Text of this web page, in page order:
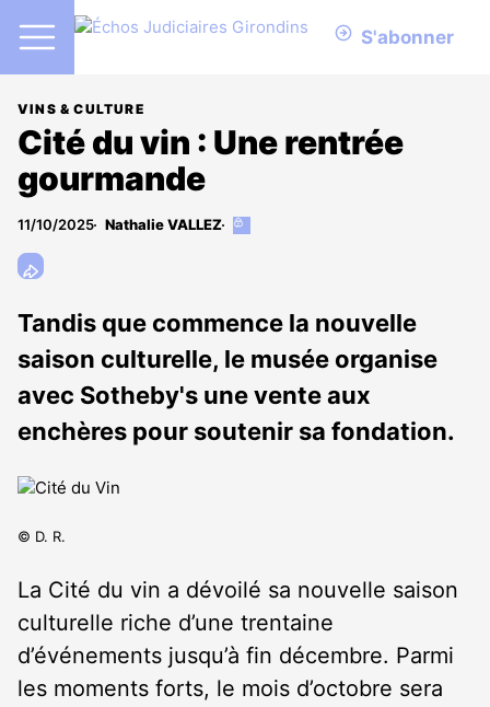
S'abonner
VINS & CULTURE
Cité du vin : Une rentrée
gourmande
11/10/2025 Nathalie VALLEZ
Cet
abonnés
Tandis que commence la nouvelle
saison culturelle, le musée organise
avec Sotheby's une vente aux
enchères pour soutenir sa fondation.
© D. R.
La Cité du vin a dévoilé sa nouvelle saison
culturelle riche d’une trentaine
d’événements jusqu’à fin décembre. Parmi
les moments forts, le mois d’octobre sera